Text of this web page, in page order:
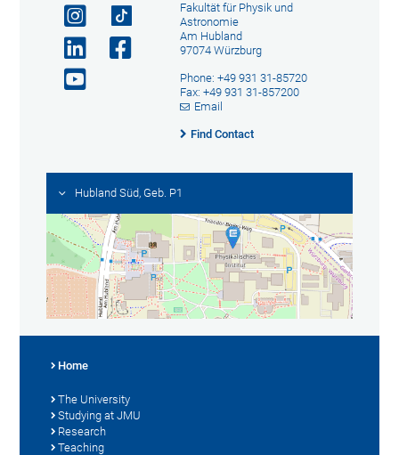
Fakultät für Physik und
Astronomie
Am Hubland
97074 Würzburg
Phone: +49 931 31-85720
Fax: +49 931 31-857200
Email
Find Contact
Hubland Süd, Geb. P1
Home
The University
Studying at JMU
Research
Teaching